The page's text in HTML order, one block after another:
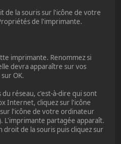
de la souris sur l'icône de votre
de l'imprimante.
imprimante. Renommez si
devra apparaître sur vos
OK.
réseau, c'est-à-dire qui sont
Internet, cliquez sur l'icône
l'icône de votre ordinateur
L'imprimante partagée apparaît.
droit de la souris puis cliquez sur